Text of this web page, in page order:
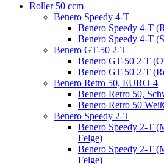
Roller 50 ccm
Benero Speedy 4-T
Benero Speedy 4-T
Benero Speedy 4-T
Benero GT-50 2-T
Benero GT-50 2-T
Benero GT-50 2-T
Benero Retro 50, EURO-4
Benero Retro 50,
Benero Retro 50
Benero Speedy 2-T
Benero Speedy 2-T
Felge)
Benero Speedy 2-T
Felge)